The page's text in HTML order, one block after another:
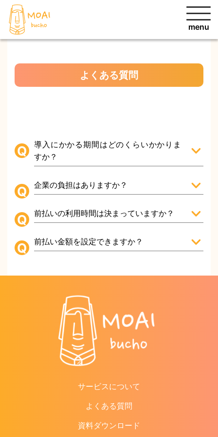
menu
よくある質問
導入にかかる期間はどのくらいかかりま
すか？
企業の負担はありますか？
前払いの利用時間は決まっていますか？
前払い金額を設定できますか？
サービスについて
よくある質問
資料ダウンロード